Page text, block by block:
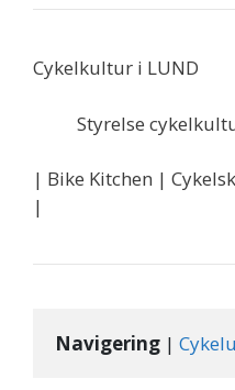
Cykelkultur i LUND
Styrelse
| Bike Kitchen |
|
Navigering |